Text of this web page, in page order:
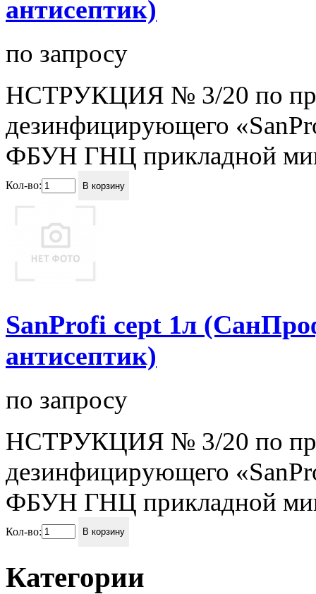
антисептик)
по запросу
НСТРУКЦИЯ № 3/20 по
дезинфицирующего
ФБУН ГНЦ прикладной
Кол-во: В корзину
SanProfi cept 1л
антисептик)
по запросу
НСТРУКЦИЯ № 3/20 по
дезинфицирующего
ФБУН ГНЦ прикладной
Кол-во: В корзину
Категории